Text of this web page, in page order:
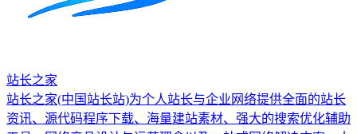
站长之家
站长之家(中国站长站)为个人站长与企业网络提供全面的站长
资讯、源代码程序下载、海量建站素材、强大的搜索优化辅助